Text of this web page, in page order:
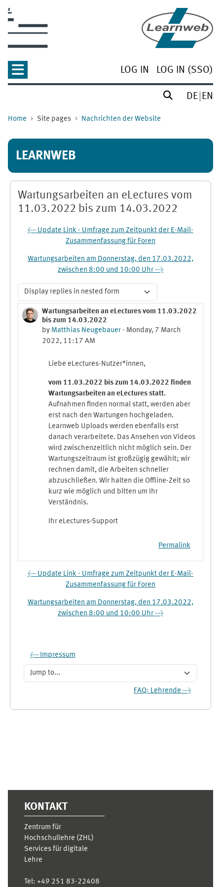
LOG IN LOG IN (SSO)
DE EN
Home Site pages Nachrichten der Website
LEARNWEB
Wartungsarbeiten an eLectures vom
11.03.2022 bis zum 14.03.2022
← Update Link - Umfrage zum Zeitpunkt der E-Mail-
Zusammenfassung für Foren
Wartungsarbeiten am Donnerstag, den 17.03.2022,
zwischen 8:00 und 10:00 Uhr →
Display mode
Wartungsarbeiten an eLectures vom 11.03.2022
bis zum 14.03.2022
by Matthias Neugebauer- Monday, 7 March
2022, 11:17 AM
Number of replies: 0
Liebe eLectures-Nutzer*innen,
vom 11.03.2022 bis zum 14.03.2022 finden
Wartungsarbeiten an eLectures statt.
Aufnahmen finden normal statt, werden aber
erst nach den Wartungen hochgeladen.
Learnweb Uploads werden ebenfalls erst
danach verarbeitete. Das Ansehen von Videos
wird zwischenzeitlich nicht möglich sein. Der
Wartungszeitraum ist großzügig gewählt; wir
rechnen damit, die Arbeiten schneller
abzuschließen. Wir halten die Offline-Zeit so
kurz wie möglich und bitten um Ihr
Verständnis.
Ihr eLectures-Support
Permalink
← Update Link - Umfrage zum Zeitpunkt der E-Mail-
Zusammenfassung für Foren
Wartungsarbeiten am Donnerstag, den 17.03.2022,
zwischen 8:00 und 10:00 Uhr →
← Impressum
Jump to...
FAQ: Lehrende →
KONTAKT
Zentrum für
Hochschullehre (ZHL)
Services für digitale
Lehre
Tel: +49 251 83-22408